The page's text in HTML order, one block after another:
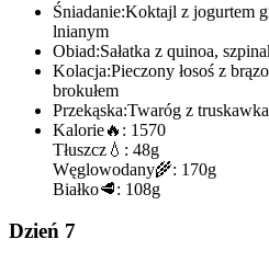
Śniadanie:Koktajl z jogurtem
lnianym
Obiad:Sałatka z quinoa,
Kolacja:Pieczony łosoś z
brokułem
Przekąska:Twaróg z
Kalorie🔥: 1570
Tłuszcz 💧: 48g
Węglowodany🌾: 170g
Białko🥩: 108g
Dzień 7